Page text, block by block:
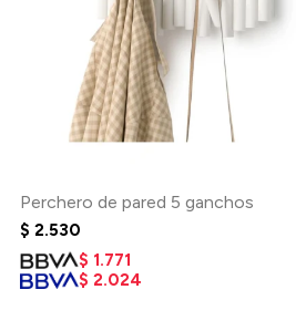
Perchero de pared 5 ganchos
$ 2.530
$ 1.771
$ 2.024